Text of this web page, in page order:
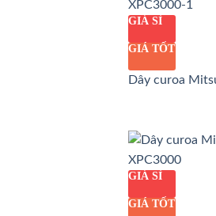
GIÁ SỈ
GIÁ TỐT
Dây curoa
GIÁ SỈ
GIÁ TỐT